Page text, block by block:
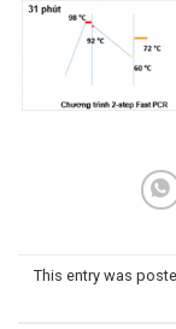
This entry was